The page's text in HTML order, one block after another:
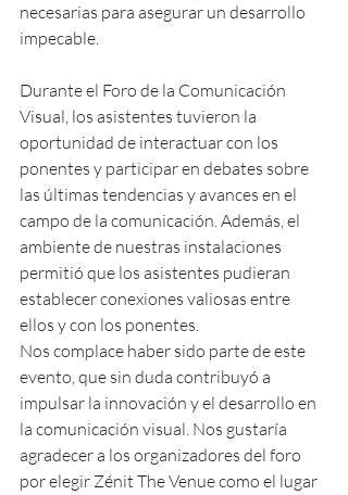
necesarias para asegurar un desarrollo
impecable.
Durante el Foro de la Comunicación
Visual, los asistentes tuvieron la
oportunidad de interactuar con los
ponentes y participar en debates sobre
las últimas tendencias y avances en el
campo de la comunicación. Además, el
ambiente de nuestras instalaciones
permitió que los asistentes pudieran
establecer conexiones valiosas entre
ellos y con los ponentes.
Nos complace haber sido parte de este
evento, que sin duda contribuyó a
impulsar la innovación y el desarrollo en
la comunicación visual. Nos gustaría
agradecer a los organizadores del foro
por elegir Zénit The Venue como el lugar